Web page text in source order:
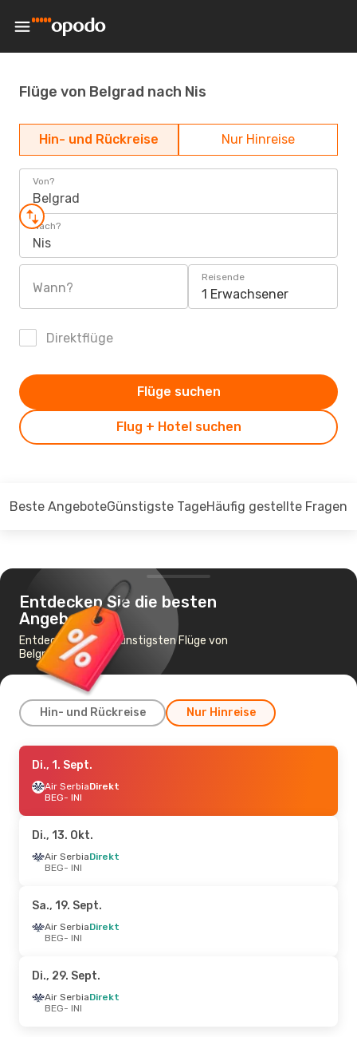
Flüge von Belgrad nach Nis
Hin- und Rückreise Nur Hinreise
Von?
Belgrad
Nach?
Nis
Wann?
Reisende
1 Erwachsener
Direktflüge
Flug + Hotel suchen
Flüge suchen
Beste AngeboteGünstigste TageHäufig gestellte Fragen
Entdecken Sie die besten
Angebote
Entdecken Sie die günstigsten Flüge von
Belgrad nach Nis
Hin- und Rückreise Nur Hinreise
Di., 1. Sept.
Air SerbiaDirekt
BEG- INI
INI- BEG
Di., 1. Sept.
Air SerbiaDirekt
BEG- INI
Di., 13. Okt.
Air SerbiaDirekt
BEG- INI
Sa., 19. Sept.
Air SerbiaDirekt
BEG- INI
Di., 29. Sept.
Air SerbiaDirekt
BEG- INI